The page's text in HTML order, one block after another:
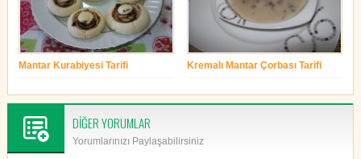
Mantar Kurabiyesi Tarifi
Kremalı Mantar Çorbası Tarifi
DİĞER YORUMLAR
Yorumlarınızı Paylaşabilirsiniz